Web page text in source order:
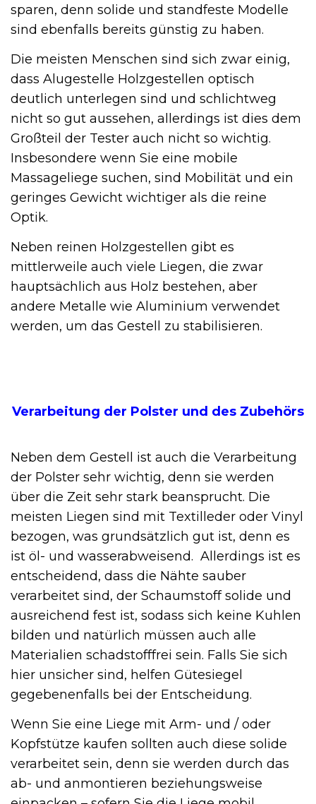
sparen, denn solide und standfeste Modelle
sind ebenfalls bereits günstig zu haben.
Die meisten Menschen sind sich zwar einig,
dass Alugestelle Holzgestellen optisch
deutlich unterlegen sind und schlichtweg
nicht so gut aussehen, allerdings ist dies dem
Großteil der Tester auch nicht so wichtig.
Insbesondere wenn Sie eine mobile
Massageliege suchen, sind Mobilität und ein
geringes Gewicht wichtiger als die reine
Optik.
Neben reinen Holzgestellen gibt es
mittlerweile auch viele Liegen, die zwar
hauptsächlich aus Holz bestehen, aber
andere Metalle wie Aluminium verwendet
werden, um das Gestell zu stabilisieren.
Verarbeitung der Polster und des Zubehörs
Neben dem Gestell ist auch die Verarbeitung
der Polster sehr wichtig, denn sie werden
über die Zeit sehr stark beansprucht. Die
meisten Liegen sind mit Textilleder oder Vinyl
bezogen, was grundsätzlich gut ist, denn es
ist öl- und wasserabweisend. Allerdings ist es
entscheidend, dass die Nähte sauber
verarbeitet sind, der Schaumstoff solide und
ausreichend fest ist, sodass sich keine Kuhlen
bilden und natürlich müssen auch alle
Materialien schadstofffrei sein. Falls Sie sich
hier unsicher sind, helfen Gütesiegel
gegebenenfalls bei der Entscheidung.
Wenn Sie eine Liege mit Arm- und / oder
Kopfstütze kaufen sollten auch diese solide
verarbeitet sein, denn sie werden durch das
ab- und anmontieren beziehungsweise